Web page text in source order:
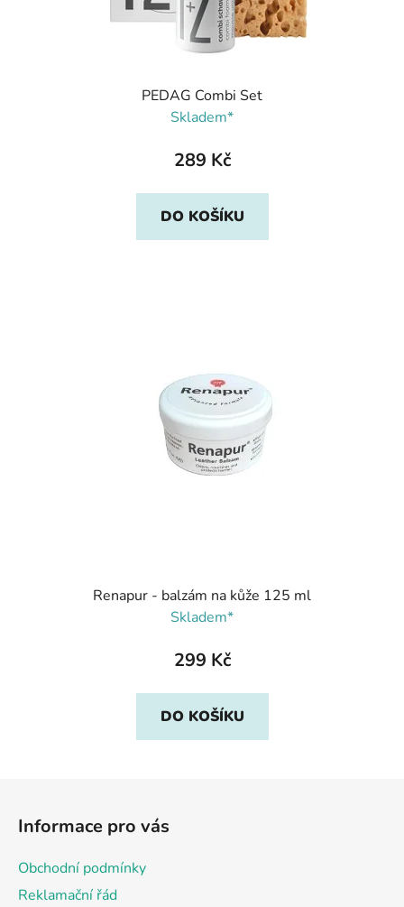
PEDAG Combi Set
Skladem*
289 Kč
DO KOŠÍKU
Renapur - balzám na kůže 125 ml
Skladem*
299 Kč
DO KOŠÍKU
Informace pro vás
Obchodní podmínky
Reklamační řád